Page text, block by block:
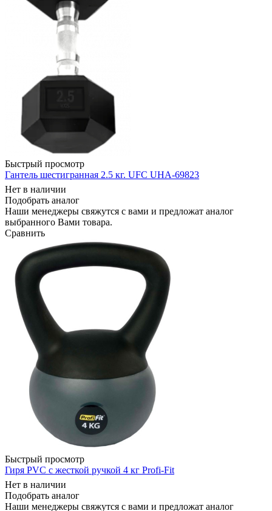
Быстрый просмотр
Гантель шестигранная 2.5 кг. UFC UHA-69823
Нет в наличии
Подобрать аналог
Наши менеджеры свяжутся с вами и предложат аналог
выбранного Вами товара.
Сравнить
Быстрый просмотр
Гиря PVC с жесткой ручкой 4 кг Profi-Fit
Нет в наличии
Подобрать аналог
Наши менеджеры свяжутся с вами и предложат аналог